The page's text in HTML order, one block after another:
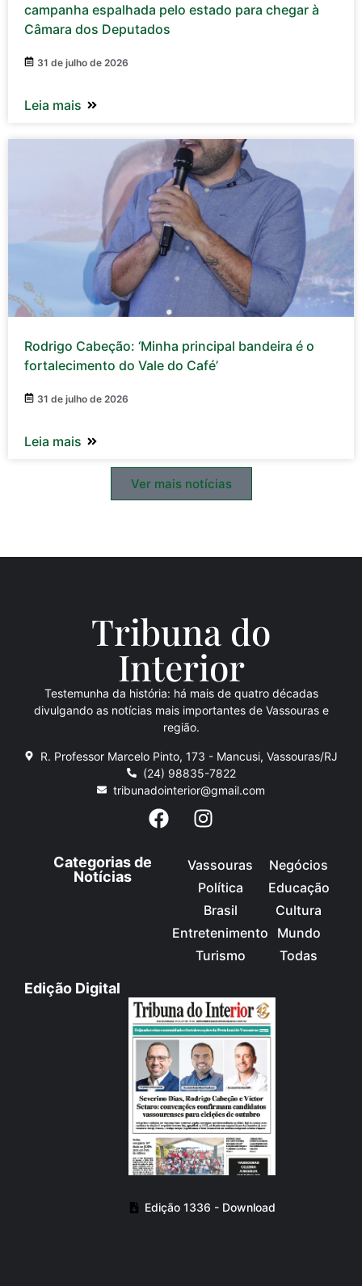
campanha espalhada pelo estado para chegar à
Câmara dos Deputados
31 de julho de 2026
Leia mais
Rodrigo Cabeção: ‘Minha principal bandeira é o
fortalecimento do Vale do Café’
31 de julho de 2026
Leia mais
Ver mais notícias
Tribuna do
Interior
Testemunha da história: há mais de quatro décadas
divulgando as notícias mais importantes de Vassouras e
região.
R. Professor Marcelo Pinto, 173 - Mancusi, Vassouras/RJ
(24) 98835-7822
tribunadointerior@gmail.com
Categorias de
Notícias
Vassouras
Política
Brasil
Entretenimento
Turismo
Negócios
Educação
Cultura
Mundo
Todas
Edição Digital
Edição 1336 - Download